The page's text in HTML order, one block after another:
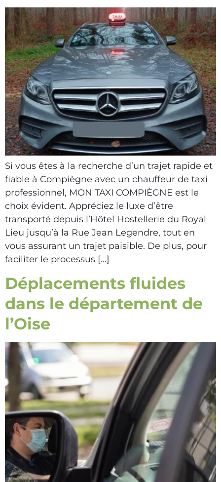
Si vous êtes à la recherche d’un trajet rapide et
fiable à Compiègne avec un chauffeur de taxi
professionnel, MON TAXI COMPIÈGNE est le
choix évident. Appréciez le luxe d’être
transporté depuis l’Hôtel Hostellerie du Royal
Lieu jusqu’à la Rue Jean Legendre, tout en
vous assurant un trajet paisible. De plus, pour
faciliter le processus […]
Déplacements fluides
dans le département de
l’Oise